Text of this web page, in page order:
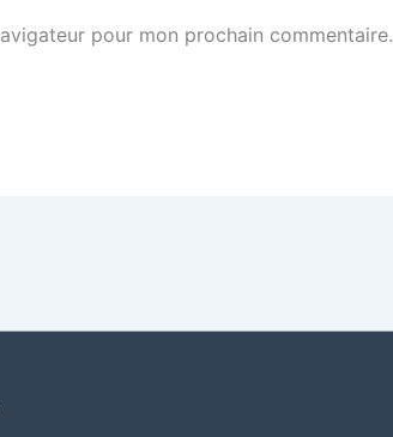
pour mon prochain commentaire.